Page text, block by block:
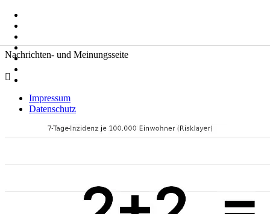
Inhalt
springen
nach:
Zeitkommentare
Nachrichten- und Meinungsseite
Impressum
Datenschutz